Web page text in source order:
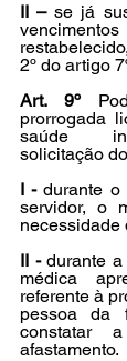
II – se já
2º do artigo
Art. 9º
prorrogada
saúde
solicitação
I - durante o
servidor, o
necessidade
II - durante a
médica
referente à
pessoa da
constatar
afastamento.